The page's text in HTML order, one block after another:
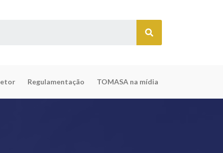
Regulamentação TOMASA na mídia